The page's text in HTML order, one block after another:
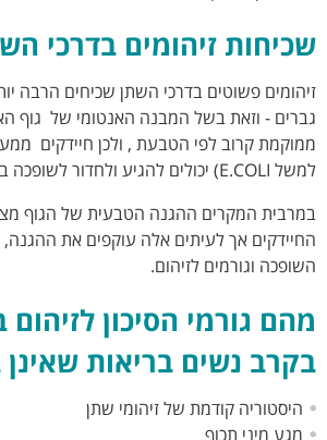
שכיחות זיהומים בדרכי
זיהומים פשוטים בדרכי השתן שכיחים הרבה
גברים - וזאת בשל המבנה האנטומי של גוף
ממוקמת קרוב לפי הטבעת , ולכן חיידקים
למשל E.COLI) יכולים להגיע ולחדור לשופכה בקלות יחסית.
במרבית המקרים ההגנה הטבעית של הגוף
החיידקים אך לעיתים אלה עוקפים את ההגנה,
השופכה וגורמים לזיהום.
מהם גורמי הסיכון
בקרב נשים בריאות שאינן
היסטוריה קודמת של זיהומי שתן